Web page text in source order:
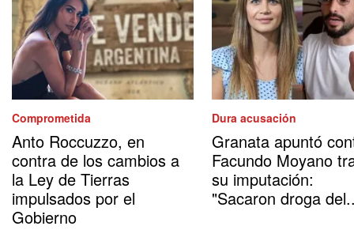
Comprometida
Anto Roccuzzo, en
contra de los cambios a
la Ley de Tierras
impulsados por el
Gobierno
Dura acusación
Granata apuntó
Facundo Moyano
su imputación:
"Sacaron droga